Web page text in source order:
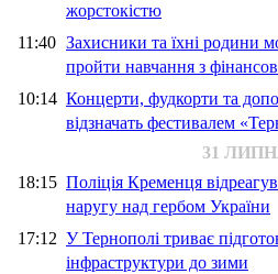
жорстокістю
11:40 Захисники та їхні родини
пройти навчання з
10:14 Концерти, фудкорти та
відзначать фестивалем
31
18:15 Поліція Кременця
наругу над гербом України
17:12 У Тернополі триває
інфраструктури до зими